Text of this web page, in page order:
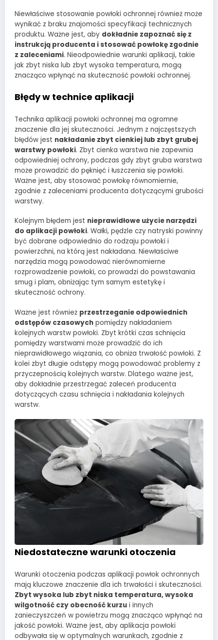
Niewłaściwe stosowanie powłoki ochronnej również może
wynikać z braku znajomości specyfikacji technicznych
produktu. Ważne jest, aby dokładnie zapoznać się z
instrukcją producenta i stosować powłokę zgodnie
z zaleceniami. Nieodpowiednie warunki aplikacji, takie
jak zbyt niska lub zbyt wysoka temperatura, mogą
znacząco wpłynąć na skuteczność powłoki ochronnej.
Błędy w technice aplikacji
Technika aplikacji powłoki ochronnej ma ogromne
znaczenie dla jej skuteczności. Jednym z najczęstszych
błędów jest nakładanie zbyt cienkiej lub zbyt grubej
warstwy powłoki. Zbyt cienka warstwa nie zapewnia
odpowiedniej ochrony, podczas gdy zbyt gruba warstwa
może prowadzić do pęknięć i łuszczenia się powłoki.
Ważne jest, aby stosować powłokę równomiernie,
zgodnie z zaleceniami producenta dotyczącymi grubości
warstwy.
Kolejnym błędem jest nieprawidłowe użycie narzędzi
do aplikacji powłoki. Wałki, pędzle czy natryski powinny
być dobrane odpowiednio do rodzaju powłoki i
powierzchni, na którą jest nakładana. Niewłaściwe
narzędzia mogą powodować nierównomierne
rozprowadzenie powłoki, co prowadzi do powstawania
smug i plam, obniżając tym samym estetykę i
skuteczność ochrony.
Ważne jest również przestrzeganie odpowiednich
odstępów czasowych pomiędzy nakładaniem
kolejnych warstw powłoki. Zbyt krótki czas schnięcia
pomiędzy warstwami może prowadzić do ich
nieprawidłowego wiązania, co obniża trwałość powłoki. Z
kolei zbyt długie odstępy mogą powodować problemy z
przyczepnością kolejnych warstw. Dlatego ważne jest,
aby dokładnie przestrzegać zaleceń producenta
dotyczących czasu schnięcia i nakładania kolejnych
warstw.
Niedostateczne warunki otoczenia
Warunki otoczenia podczas aplikacji powłok ochronnych
mają kluczowe znaczenie dla ich trwałości i skuteczności.
Zbyt wysoka lub zbyt niska temperatura, wysoka
wilgotność czy obecność kurzu i innych
zanieczyszczeń w powietrzu mogą znacząco wpłynąć na
jakość powłoki. Ważne jest, aby aplikacja powłoki
odbywała się w optymalnych warunkach, zgodnie z